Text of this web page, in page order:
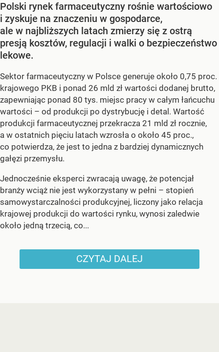
Polski rynek farmaceutyczny rośnie wartościowo
i zyskuje na znaczeniu w gospodarce,
ale w najbliższych latach zmierzy się z ostrą
presją kosztów, regulacji i walki o bezpieczeństwo
lekowe.
Sektor farmaceutyczny w Polsce generuje około 0,75 proc.
krajowego PKB i ponad 26 mld zł wartości dodanej brutto,
zapewniając ponad 80 tys. miejsc pracy w całym łańcuchu
wartości – od produkcji po dystrybucję i detal. Wartość
produkcji farmaceutycznej przekracza 21 mld zł rocznie,
a w ostatnich pięciu latach wzrosła o około 45 proc.,
co potwierdza, że jest to jedna z bardziej dynamicznych
gałęzi przemysłu.
Jednocześnie eksperci zwracają uwagę, że potencjał
branży wciąż nie jest wykorzystany w pełni – stopień
samowystarczalności produkcyjnej, liczony jako relacja
krajowej produkcji do wartości rynku, wynosi zaledwie
około jedną trzecią, co...
CZYTAJ DALEJ